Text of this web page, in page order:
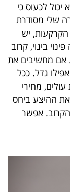
לכעוס כי
שלי מסודרת
יש
בינוי, קרוב
אם מחשיבים את
גדל. ככל
מחירי
את ההיצע ביחס
הקרוב. אפשר